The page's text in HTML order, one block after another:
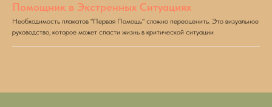
Помощник в Экстренных Ситуациях
Необходимость плакатов "Первая Помощь" сложно переоценить. Это визуальное
руководство, которое может спасти жизнь в критической ситуации